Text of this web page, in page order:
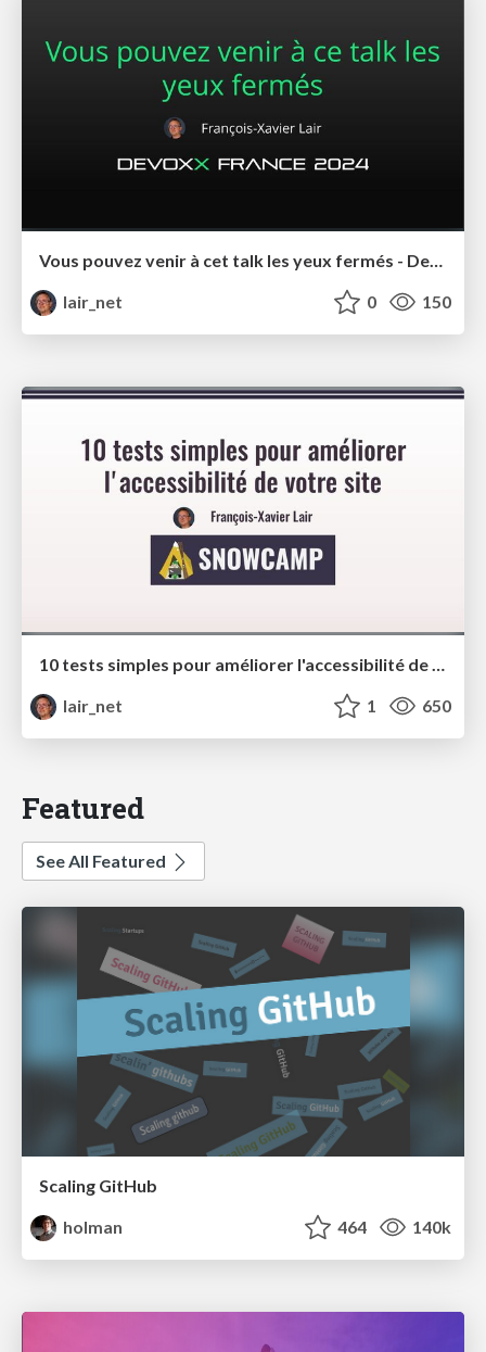
Vous pouvez venir à cet talk les yeux fermés - Devoxx 2024
lair_net
0 150
10 tests simples pour améliorer l'accessibilité de votre site - Snowcamp
lair_net
1 650
Featured
See All Featured
Scaling GitHub
holman
464 140k